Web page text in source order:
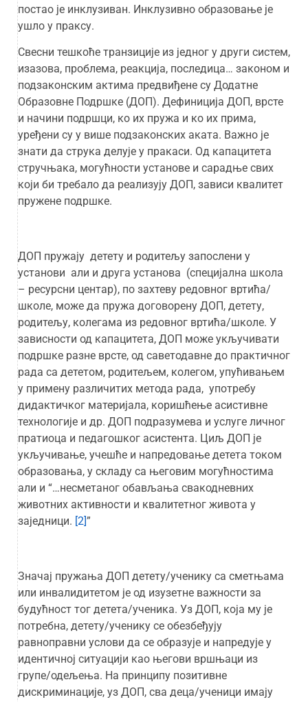
постао је инклузиван. Инклузивно образовање је
ушло у праксу.
Свесни тешкоће транзиције из једног у други систем,
изазова, проблема, реакција, последица… законом и
подзаконским актима предвиђене су Додатне
Образовне Подршке (ДОП). Дефиниција ДОП, врсте
и начини подршци, ко их пружа и ко их прима,
уређени су у више подзаконских аката. Важно је
знати да струка делује у пракаси. Од капацитета
стручњака, могућности установе и сарадње свих
који би требало да реализују ДОП, зависи квалитет
пружене подршке.
ДОП пружају детету и родитељу запослени у
установи али и друга установа (специјална школа
– ресурсни центар), по захтеву редовног вртића/
школе, може да пружа договорену ДОП, детету,
родитељу, колегама из редовног вртића/школе. У
зависности од капацитета, ДОП може укључивати
подршке разне врсте, од саветодавне до практичног
рада са дететом, родитељем, колегом, упућивањем
у примену различитих метода рада, употребу
дидактичког материјала, коришћење асистивне
технологије и др. ДОП подразумева и услуге личног
пратиоца и педагошког асистента. Циљ ДОП је
укључивање, учешће и напредовање детета током
образовања, у складу са његовим могућностима
али и “…несметаног обављања свакодневних
животних активности и квалитетног живота у
заједници. [2]”
Значај пружања ДОП детету/ученику са сметњама
или инвалидитетом је од изузетне важности за
будућност тог детета/ученика. Уз ДОП, која му је
потребна, детету/ученику се обезбеђују
равноправни услови да се образује и напредује у
идентичној ситуацији као његови вршњаци из
групе/одељења. На принципу позитивне
дискриминације, уз ДОП, сва деца/ученици имају